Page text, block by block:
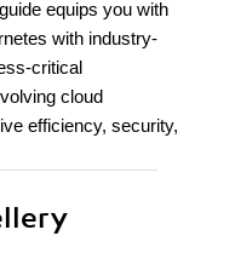
equips you with
with industry-
critical
cloud
efficiency, security,